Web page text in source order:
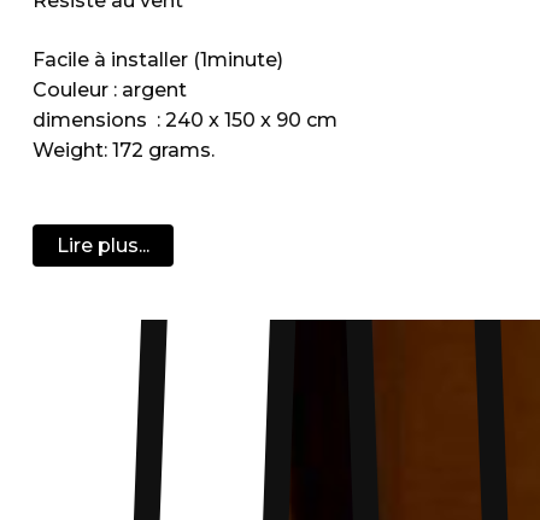
Facile à installer (1minute)
Couleur : argent
dimensions : 240 x 150 x 90 cm
Weight: 172 grams.
Lire plus...